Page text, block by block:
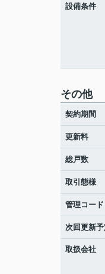
設備条件
その他
契約期間
更新料
総戸数
取引態様
管理コード
次回更新予
取扱会社